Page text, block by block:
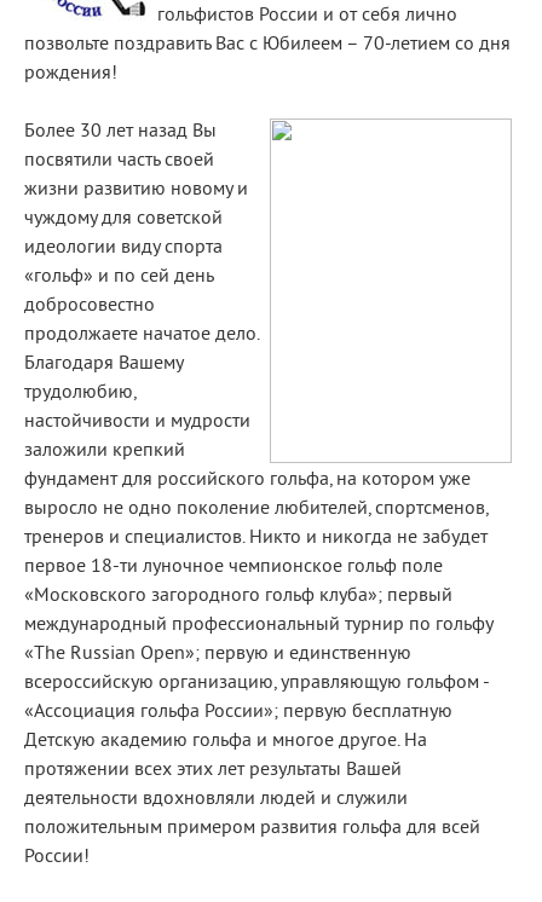
гольфистов России и от себя лично
позвольте поздравить Вас с Юбилеем – 70-летием со дня
рождения!
Более 30 лет назад Вы
посвятили часть своей
жизни развитию новому и
чуждому для советской
идеологии виду спорта
«гольф» и по сей день
добросовестно
продолжаете начатое дело.
Благодаря Вашему
трудолюбию,
настойчивости и мудрости
заложили крепкий
фундамент для российского гольфа, на котором уже
выросло не одно поколение любителей, спортсменов,
тренеров и специалистов. Никто и никогда не забудет
первое 18-ти луночное чемпионское гольф поле
«Московского загородного гольф клуба»; первый
международный профессиональный турнир по гольфу
«The Russian Open»; первую и единственную
всероссийскую организацию, управляющую гольфом -
«Ассоциация гольфа России»; первую бесплатную
Детскую академию гольфа и многое другое. На
протяжении всех этих лет результаты Вашей
деятельности вдохновляли людей и служили
положительным примером развития гольфа для всей
России!